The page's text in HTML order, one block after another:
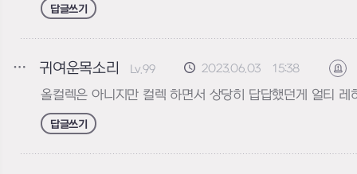
답글쓰기
귀여운목소리 Lv.99 2023.06.03 15:38 신
올컬렉은 아니지만 컬렉 하면서 상당히 답답했던게 얼티 레
답글쓰기